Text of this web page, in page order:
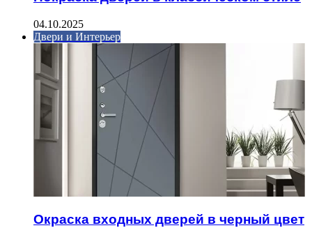
04.10.2025
Двери и Интерьер
Окраска входных дверей в черный цвет